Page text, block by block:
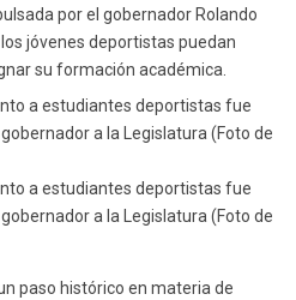
por el gobernador Rolando
jóvenes deportistas puedan
su formación académica.
a estudiantes deportistas fue
a la Legislatura (Foto de
a estudiantes deportistas fue
a la Legislatura (Foto de
paso histórico en materia de